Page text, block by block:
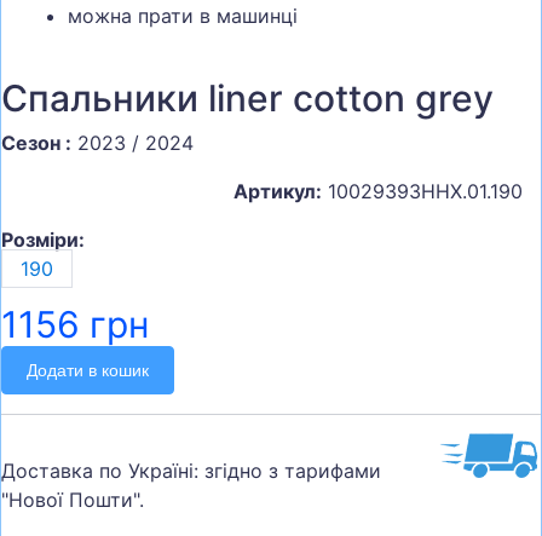
можна прати в машинці
Спальники liner cotton grey
Сезон : 2023 / 2024
Артикул: 10029393ННХ.01.190
Розміри:
190
1156 грн
Додати в кошик
Доставка по Україні: згідно з тарифами
"Нової Пошти".